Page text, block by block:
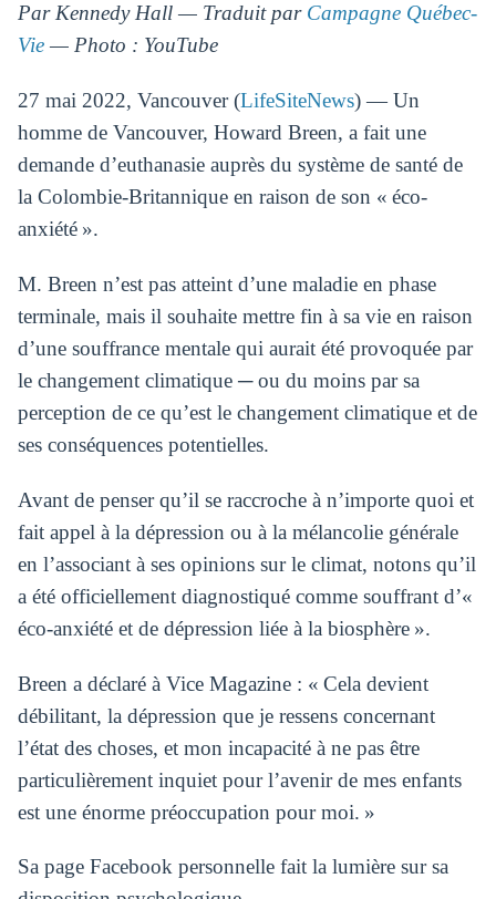
Par Kennedy Hall — Traduit par Campagne Québec-
Vie— Photo : YouTube
27 mai 2022, Vancouver (LifeSiteNews) — Un
homme de Vancouver, Howard Breen, a fait une
demande d’euthanasie auprès du système de santé de
la Colombie-Britannique en raison de son « éco-
anxiété ».
M. Breen n’est pas atteint d’une maladie en phase
terminale, mais il souhaite mettre fin à sa vie en raison
d’une souffrance mentale qui aurait été provoquée par
le changement climatique ─ ou du moins par sa
perception de ce qu’est le changement climatique et de
ses conséquences potentielles.
Avant de penser qu’il se raccroche à n’importe quoi et
fait appel à la dépression ou à la mélancolie générale
en l’associant à ses opinions sur le climat, notons qu’il
a été officiellement diagnostiqué comme souffrant d’«
éco-anxiété et de dépression liée à la biosphère ».
Breen a déclaré à Vice Magazine : « Cela devient
débilitant, la dépression que je ressens concernant
l’état des choses, et mon incapacité à ne pas être
particulièrement inquiet pour l’avenir de mes enfants
est une énorme préoccupation pour moi. »
Sa page Facebook personnelle fait la lumière sur sa